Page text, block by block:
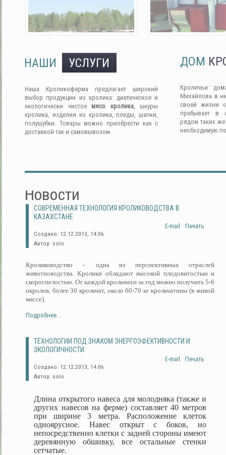
НАШИ УСЛУГИ
Наша Кроликоферма предлагает широкий
выбор продукции из кролика: диетическое и
экологически чистое мясо кролика, шкуры
кролика, изделия из кролика, пледы, шапки,
полушубки. Товары можно приобрести как с
доставкой так и самовывозом.
ДОМ
Кроличьи
Михайлова в
своей жизни
пребывает в
рядом таких
необходимую
Новости
СОВРЕМЕННАЯ ТЕХНОЛОГИЯ КРОЛИКОВОДСТВА В
КАЗАХСТАНЕ
Печать
E-mail
Создано: 12.12.2013, 14:06
Автор: solo
Кролиководство – одна из перспективных отраслей
животноводства. Кролики обладают высокой плодовитостью и
скороспелостью. От каждой крольчихи за год можно получить 5-6
окролов, более 30 крольчат, около 60-70 кг крольчатины (в живой
массе).
Подробнее...
ТЕХНОЛОГИИ ПОД ЗНАКОМ ЭНЕРГОЭФЕКТИВНОСТИ И
ЭКОЛОГИЧНОСТИ
Печать
E-mail
Создано: 12.12.2013, 14:06
Автор: solo
Длина открытого навеса для молодняка (также и
других навесов на ферме) составляет 40 метров
при ширине 3 метра. Расположение клеток
одноярусное. Навес открыт с боков, но
непосредственно клетки с задней стороны имеют
деревянную обшивку, все остальные стенки
сетчатые.